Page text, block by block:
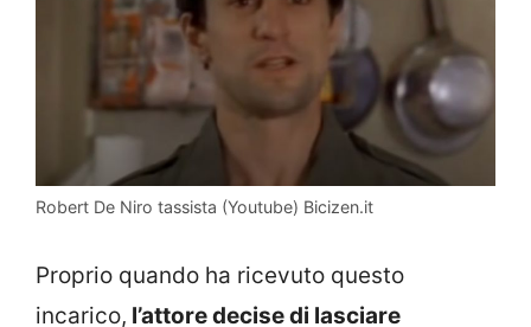
Robert De Niro tassista (Youtube) Bicizen.it
Proprio quando ha ricevuto questo
incarico, l’attore decise di lasciare